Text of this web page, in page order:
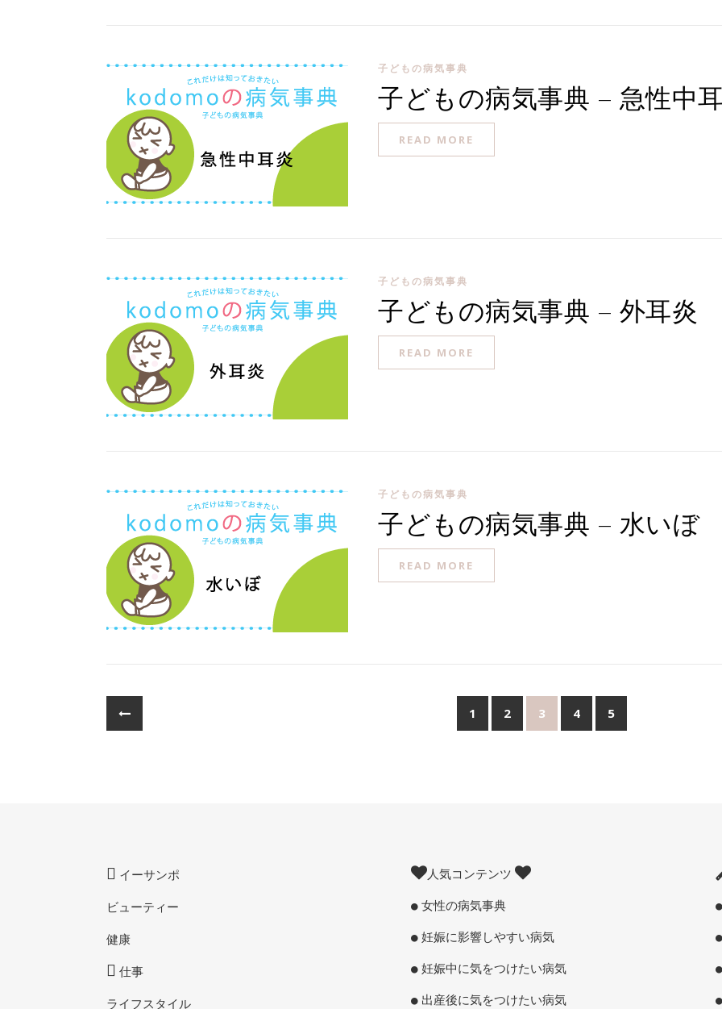
子どもの病気事典
子どもの病気事典 – 急性中
READ MORE
子どもの病気事典
子どもの病気事典 – 外耳炎
READ MORE
子どもの病気事典
子どもの病気事典 – 水いぼ
READ MORE
1 2 3 4 5
イーサンポ
ビューティー
健康
仕事
ライフスタイル
人気コンテンツ
女性の病気事典
妊娠に影響しやすい病気
妊娠中に気をつけたい病気
出産後に気をつけたい病気